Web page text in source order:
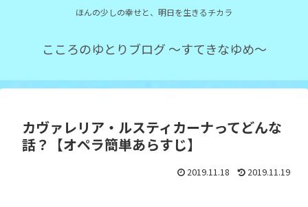
ほんの少しの幸せと、明日を生きるチカラ
こころのゆとりブログ ～すてきなゆめ～
カヴァレリア・ルスティカーナってどんな
話？【オペラ簡単あらすじ】
2019.11.18 2019.11.19